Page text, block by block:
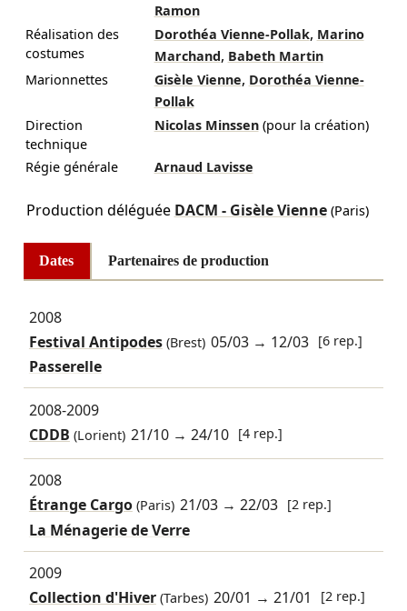
Ramon
Réalisation des
costumes
Dorothéa Vienne-Pollak, Marino
Marchand, Babeth Martin
Marionnettes
Gisèle Vienne, Dorothéa Vienne-
Pollak
Direction
technique
Nicolas Minssen (pour la création)
Régie générale Arnaud Lavisse
Production déléguée DACM - Gisèle Vienne(Paris)
Dates Partenaires de production
2008
Festival Antipodes(Brest) 05/03 → 12/03 [6 rep.]
Passerelle
2008-2009
CDDB (Lorient) 21/10 →24/10 [4 rep.]
2008
Étrange Cargo(Paris) 21/03 →22/03 [2 rep.]
La Ménagerie de Verre
2009
Collection d'Hiver(Tarbes) 20/01 →21/01 [2 rep.]